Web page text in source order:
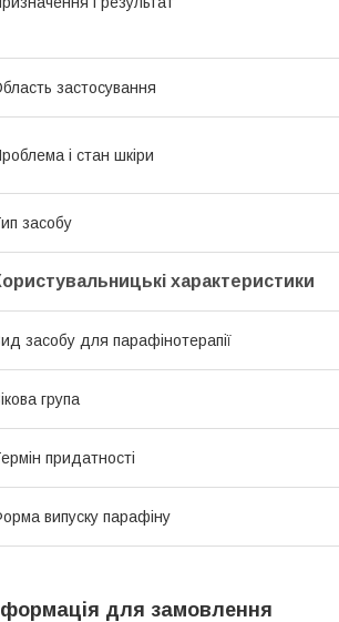
застосування
і стан шкіри
засобу
характеристики
засобу для парафінотерапії
група
придатності
випуску парафіну
для замовлення